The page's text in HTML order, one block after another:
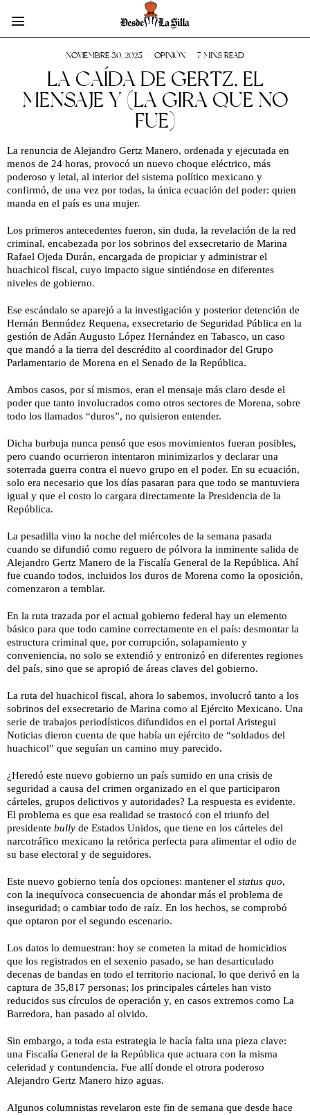
NOVIEMBRE 30, 2025 OPINIÓN 7 MINS READ
LA CAÍDA DE GERTZ, EL
MENSAJE Y (LA GIRA QUE NO
FUE)
La renuncia de Alejandro Gertz Manero, ordenada y ejecutada en
menos de 24 horas, provocó un nuevo choque eléctrico, más
poderoso y letal, al interior del sistema político mexicano y
confirmó, de una vez por todas, la única ecuación del poder: quien
manda en el país es una mujer.
Los primeros antecedentes fueron, sin duda, la revelación de la red
criminal, encabezada por los sobrinos del exsecretario de Marina
Rafael Ojeda Durán, encargada de propiciar y administrar el
huachicol fiscal, cuyo impacto sigue sintiéndose en diferentes
niveles de gobierno.
Ese escándalo se aparejó a la investigación y posterior detención de
Hernán Bermúdez Requena, exsecretario de Seguridad Pública en la
gestión de Adán Augusto López Hernández en Tabasco, un caso
que mandó a la tierra del descrédito al coordinador del Grupo
Parlamentario de Morena en el Senado de la República.
Ambos casos, por sí mismos, eran el mensaje más claro desde el
poder que tanto involucrados como otros sectores de Morena, sobre
todo los llamados “duros”, no quisieron entender.
Dicha burbuja nunca pensó que esos movimientos fueran posibles,
pero cuando ocurrieron intentaron minimizarlos y declarar una
soterrada guerra contra el nuevo grupo en el poder. En su ecuación,
solo era necesario que los días pasaran para que todo se mantuviera
igual y que el costo lo cargara directamente la Presidencia de la
República.
La pesadilla vino la noche del miércoles de la semana pasada
cuando se difundió como reguero de pólvora la inminente salida de
Alejandro Gertz Manero de la Fiscalía General de la República. Ahí
fue cuando todos, incluidos los duros de Morena como la oposición,
comenzaron a temblar.
En la ruta trazada por el actual gobierno federal hay un elemento
básico para que todo camine correctamente en el país: desmontar la
estructura criminal que, por corrupción, solapamiento y
conveniencia, no solo se extendió y entronizó en diferentes regiones
del país, sino que se apropió de áreas claves del gobierno.
La ruta del huachicol fiscal, ahora lo sabemos, involucró tanto a los
sobrinos del exsecretario de Marina como al Ejército Mexicano. Una
serie de trabajos periodísticos difundidos en el portal Aristegui
Noticias dieron cuenta de que había un ejército de “soldados del
huachicol” que seguían un camino muy parecido.
¿Heredó este nuevo gobierno un país sumido en una crisis de
seguridad a causa del crimen organizado en el que participaron
cárteles, grupos delictivos y autoridades? La respuesta es evidente.
El problema es que esa realidad se trastocó con el triunfo del
presidente bully de Estados Unidos, que tiene en los cárteles del
narcotráfico mexicano la retórica perfecta para alimentar el odio de
su base electoral y de seguidores.
Este nuevo gobierno tenía dos opciones: mantener el status quo,
con la inequívoca consecuencia de ahondar más el problema de
inseguridad; o cambiar todo de raíz. En los hechos, se comprobó
que optaron por el segundo escenario.
Los datos lo demuestran: hoy se cometen la mitad de homicidios
que los registrados en el sexenio pasado, se han desarticulado
decenas de bandas en todo el territorio nacional, lo que derivó en la
captura de 35,817 personas; los principales cárteles han visto
reducidos sus círculos de operación y, en casos extremos como La
Barredora, han pasado al olvido.
Sin embargo, a toda esta estrategia le hacía falta una pieza clave:
una Fiscalía General de la República que actuara con la misma
celeridad y contundencia. Fue allí donde el otrora poderoso
Alejandro Gertz Manero hizo aguas.
Algunos columnistas revelaron este fin de semana que desde hace